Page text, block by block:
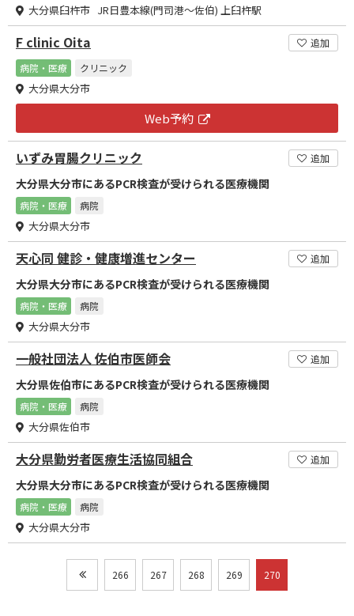
大分県臼杵市 JR日豊本線(門司港～佐伯) 上臼杵駅
F clinic Oita
追加
病院・医療
クリニック
大分県大分市
Web予約
いずみ胃腸クリニック 追加
大分県大分市にあるPCR検査が受けられる医療機関
病院・医療 病院
大分県大分市
天心同 健診・健康増進センター 追加
大分県大分市にあるPCR検査が受けられる医療機関
病院・医療 病院
大分県大分市
一般社団法人 佐伯市医師会 追加
大分県佐伯市にあるPCR検査が受けられる医療機関
病院・医療 病院
大分県佐伯市
大分県勤労者医療生活協同組合 追加
大分県大分市にあるPCR検査が受けられる医療機関
病院・医療 病院
大分県大分市
266 267 268 269 270